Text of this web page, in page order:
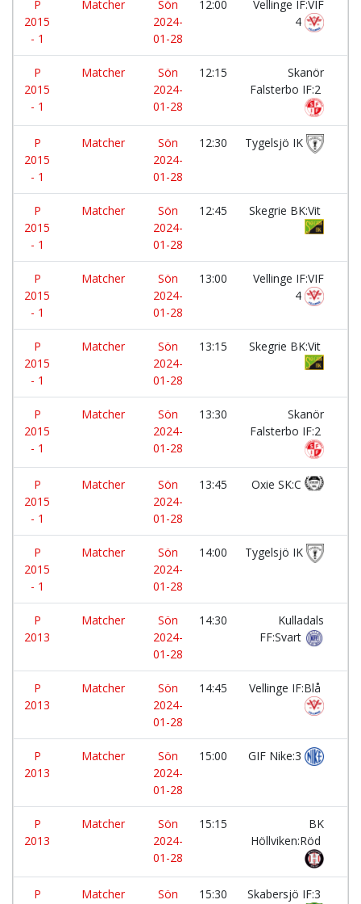
P
2015
- 1
Matcher
Sön
2024-
01-28
12:00
Vellinge IF:VIF
4
P
2015
- 1
Matcher
Sön
2024-
01-28
12:15
Skanör
Falsterbo IF:2
P
2015
- 1
Matcher
Sön
2024-
01-28
12:30 Tygelsjö IK
P
2015
- 1
Matcher
Sön
2024-
01-28
12:45 Skegrie BK:Vit
P
2015
- 1
Matcher
Sön
2024-
01-28
13:00
Vellinge IF:VIF
4
P
2015
- 1
Matcher
Sön
2024-
01-28
13:15 Skegrie BK:Vit
P
2015
- 1
Matcher
Sön
2024-
01-28
13:30
Skanör
Falsterbo IF:2
P
2015
- 1
Matcher
Sön
2024-
01-28
13:45 Oxie SK:C
P
2015
- 1
Matcher
Sön
2024-
01-28
14:00 Tygelsjö IK
P
2013
Matcher
Sön
2024-
01-28
14:30
Kulladals
FF:Svart
P
2013
Matcher
Sön
2024-
01-28
14:45 Vellinge IF:Blå
P
2013
Matcher
Sön
2024-
01-28
15:00 GIF Nike:3
P
2013
Matcher
Sön
2024-
01-28
15:15
BK
Höllviken:Röd
P
Matcher
Sön
15:30 Skabersjö IF:3